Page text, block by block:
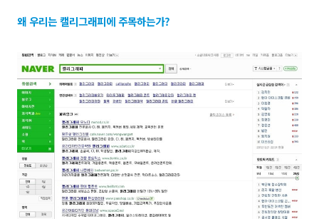
왜 우리는 캘리그래피에 주목하는가?